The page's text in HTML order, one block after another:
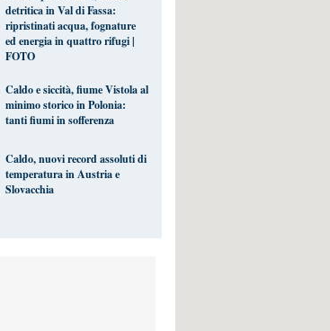
detritica in Val di Fassa:
ripristinati acqua, fognature
ed energia in quattro rifugi |
FOTO
Caldo e siccità, fiume Vistola al
minimo storico in Polonia:
tanti fiumi in sofferenza
Caldo, nuovi record assoluti di
temperatura in Austria e
Slovacchia